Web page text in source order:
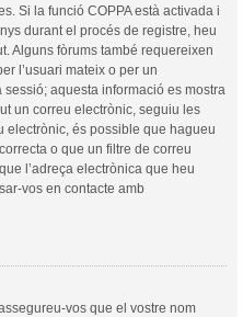
Si la funció COPPA està activada i
durant el procés de registre, heu
Alguns fòrums també requereixen
l’usuari mateix o per un
aquesta informació es mostra
un correu electrònic, seguiu les
electrònic, és possible que hagueu
o que un filtre de correu
l’adreça electrònica que heu
vos en contacte amb
vos que el vostre nom